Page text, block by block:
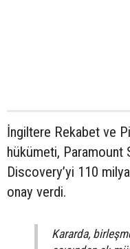
İngiltere Rekabet ve
hükümeti, Paramount
Discovery’yi 110
onay verdi.
Kararda,